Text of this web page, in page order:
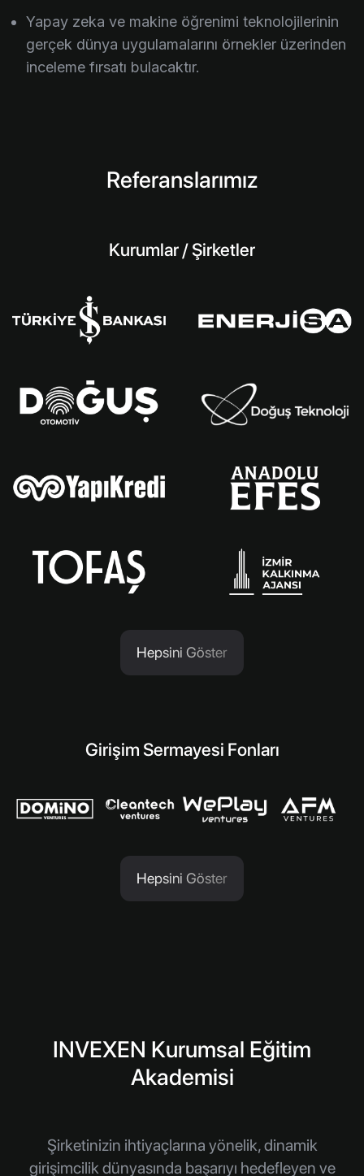
Yapay zeka ve makine öğrenimi teknolojilerinin
gerçek dünya uygulamalarını örnekler üzerinden
inceleme fırsatı bulacaktır.
Referanslarımız
Kurumlar / Şirketler
Hepsini Göster
Girişim Sermayesi Fonları
Hepsini Göster
INVEXEN Kurumsal Eğitim
Akademisi
Şirketinizin ihtiyaçlarına yönelik, dinamik
girişimcilik dünyasında başarıyı hedefleyen ve